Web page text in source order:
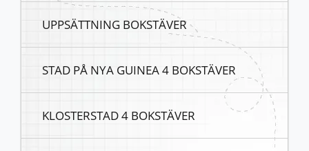
UPPSÄTTNING BOKSTÄVER
STAD PÅ NYA GUINEA 4 BOKSTÄVER
KLOSTERSTAD 4 BOKSTÄVER